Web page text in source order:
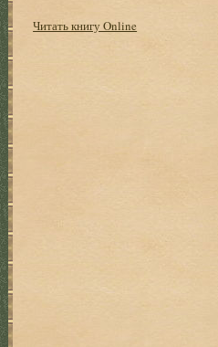
Читать книгу Online